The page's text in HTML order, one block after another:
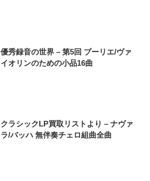
優秀録音の世界 – 第5回 ブーリエ/ヴァ
イオリンのための小品16曲
クラシックLP買取リストより – ナヴァ
ラ/バッハ 無伴奏チェロ組曲全曲